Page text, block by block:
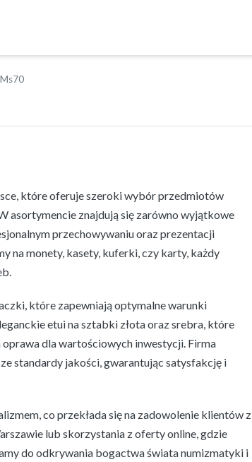
które oferuje szeroki wybór przedmiotów
asortymencie znajdują się zarówno wyjątkowe
przechowywaniu oraz prezentacji
na monety, kasety, kuferki, czy karty, każdy
które zapewniają optymalne warunki
etui na sztabki złota oraz srebra, które
dla wartościowych inwestycji. Firma
standardy jakości, gwarantując satysfakcję i
co przekłada się na zadowolenie klientów z
lub skorzystania z oferty online, gdzie
do odkrywania bogactwa świata numizmatyki i